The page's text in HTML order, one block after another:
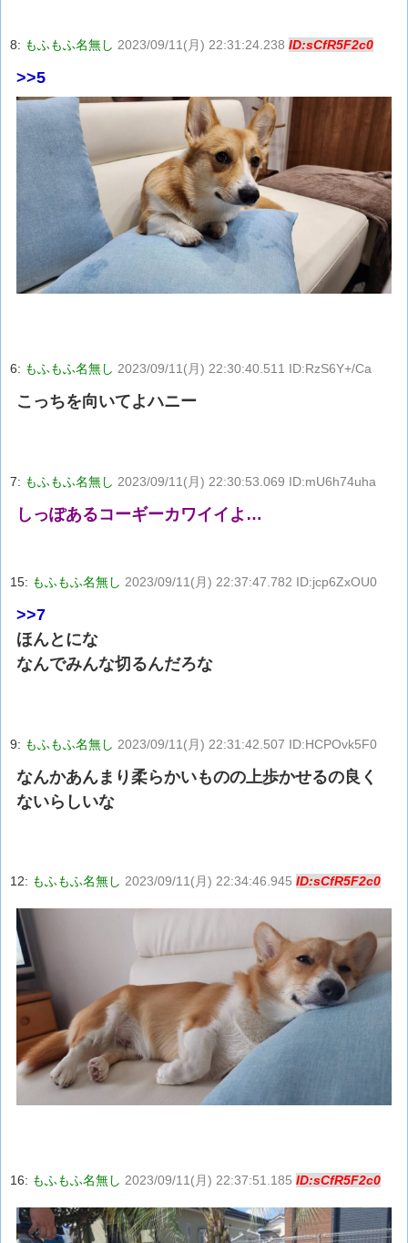
8: もふもふ名無し 2023/09/11(月) 22:31:24.238 ID:sCfR5F2c0
>>5
6: もふもふ名無し 2023/09/11(月) 22:30:40.511 ID:RzS6Y+/Ca
こっちを向いてよハニー
7: もふもふ名無し 2023/09/11(月) 22:30:53.069 ID:mU6h74uha
しっぽあるコーギーカワイイよ…
15: もふもふ名無し 2023/09/11(月) 22:37:47.782 ID:jcp6ZxOU0
>>7
ほんとにな
なんでみんな切るんだろな
9: もふもふ名無し 2023/09/11(月) 22:31:42.507 ID:HCPOvk5F0
なんかあんまり柔らかいものの上歩かせるの良く
ないらしいな
12: もふもふ名無し 2023/09/11(月) 22:34:46.945 ID:sCfR5F2c0
16: もふもふ名無し 2023/09/11(月) 22:37:51.185 ID:sCfR5F2c0